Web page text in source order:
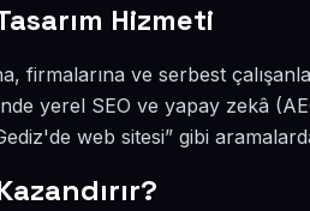
Hizmeti
firmalarına ve serbest
yerel SEO ve yapay zekâ
web sitesi” gibi